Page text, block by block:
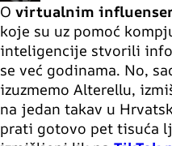
O virtualnim
koje su uz pomoć
inteligencije stvorili
se već godinama. No,
izuzmemo Alterellu,
na jedan takav u
prati gotovo pet tisuća